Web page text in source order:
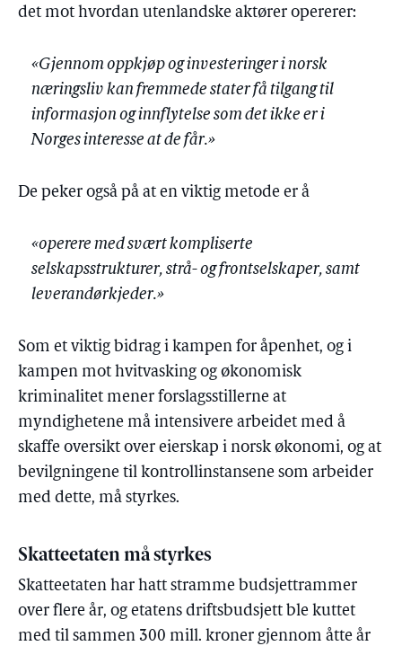
det mot hvordan utenlandske aktører opererer:
«Gjennom oppkjøp og investeringer i norsk
næringsliv kan fremmede stater få tilgang til
informasjon og innflytelse som det ikke er i
Norges interesse at de får.»
De peker også på at en viktig metode er å
«operere med svært kompliserte
selskapsstrukturer, strå- og frontselskaper, samt
leverandørkjeder.»
Som et viktig bidrag i kampen for åpenhet, og i
kampen mot hvitvasking og økonomisk
kriminalitet mener forslagsstillerne at
myndighetene må intensivere arbeidet med å
skaffe oversikt over eierskap i norsk økonomi, og at
bevilgningene til kontrollinstansene som arbeider
med dette, må styrkes.
Skatteetaten må styrkes
Skatteetaten har hatt stramme budsjettrammer
over flere år, og etatens driftsbudsjett ble kuttet
med til sammen 300 mill. kroner gjennom åtte år